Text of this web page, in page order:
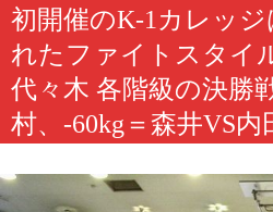
初開催のK-1カレッ
れたファイトスタイ
代々木 各階級の決勝
村、-60kg＝森井VS内